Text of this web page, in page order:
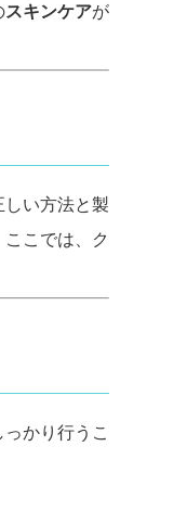
スキンケアが
い方法と製
こでは、ク
かり行うこ